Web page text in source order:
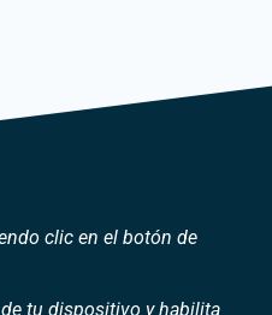
clic en el botón de
tu dispositivo y habilita